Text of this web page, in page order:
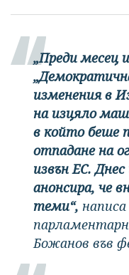
„Преди месец
изменения в
на изцяло
в който беше
отпадане на
извън ЕС. Днес
анонсира, че
теми“,
Божанов във